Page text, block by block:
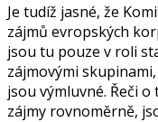
Je tudíž jasné, že
zájmů evropských
jsou tu pouze v roli
zájmovými
jsou výmluvné. Řeči
zájmy rovnoměrně,